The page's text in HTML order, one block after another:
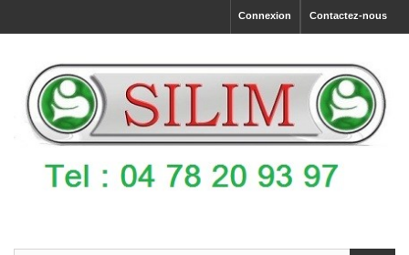
Contactez-nous
Connexion